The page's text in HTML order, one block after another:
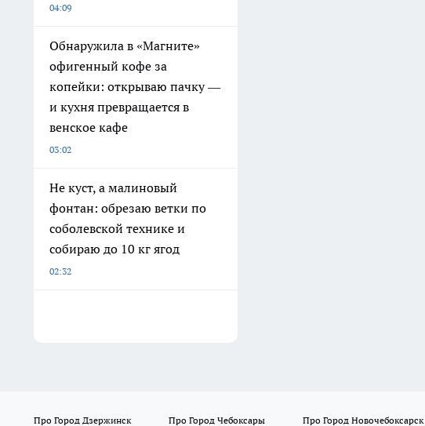
04:09
Обнаружила в «Магните»
офигенный кофе за
копейки: открываю пачку —
и кухня превращается в
венское кафе
03:02
Не куст, а малиновый
фонтан: обрезаю ветки по
соболевской технике и
собираю до 10 кг ягод
02:32
Про Город Дзержинск Про Город Чебоксары Про Город Новочебоксарск